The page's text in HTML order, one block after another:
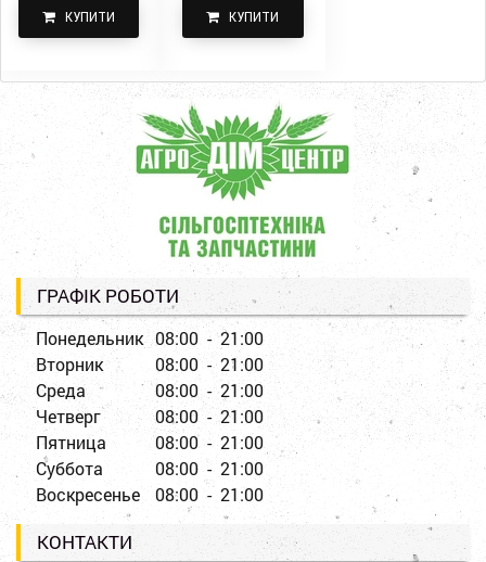
КУПИТИ КУПИТИ
ГРАФІК РОБОТИ
Понедельник 08:00 - 21:00
Вторник
08:00 - 21:00
Среда
08:00 - 21:00
Четверг
08:00 - 21:00
Пятница
08:00 - 21:00
Суббота
08:00 - 21:00
Воскресенье
08:00 - 21:00
КОНТАКТИ